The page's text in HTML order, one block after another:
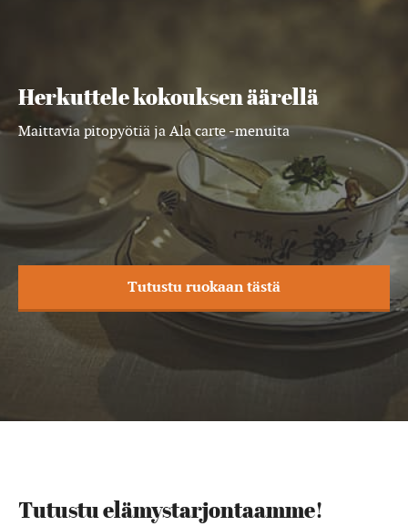
Herkuttele kokouksen äärellä
Maittavia pitopyötiä ja Ala carte -menuita
Tutustu ruokaan tästä
Tutustu elämystarjontaamme!